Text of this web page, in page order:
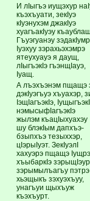
И лIыгъэ иущэхур
къэхъуати, зекIуэ
кIуэнухэм джакIуэ
хуагъакIуэу
Гъуэгуанэу
Iуэхуу зэрахьэхэмрэ
ятеухуауэ я даущ,
лIыгъэкIэ гъэнщIауэ,
Iуащ.
А лъэхъэнэм пщащэ
дэкIуэгъуэ хъуахэр,
IэщIагъэкIэ,
нэмысыфIагъэкIэ
жылэм къацIыхуахэу
шу блэкIым дапхъэ-
бзыпхъэ тезыххэр,
цIэрыIуэт. ЗекIуэлI
хахуэрэ пщащэ
хъыбаркIэ
зэрымылъагъу
хьэщыкъ зэхуэхъуу,
унагъуи щыхъуж
къэхъурт.